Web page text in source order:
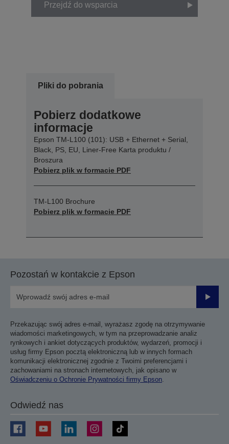
Przejdź do wsparcia
Pliki do pobrania
Pobierz dodatkowe
informacje
Epson TM-L100 (101): USB + Ethernet + Serial,
Black, PS, EU, Liner-Free Karta produktu /
Broszura
Pobierz plik w formacie PDF
TM-L100 Brochure
Pobierz plik w formacie PDF
Pozostań w kontakcie z Epson
Przekazując swój adres e-mail, wyrażasz zgodę na otrzymywanie
wiadomości marketingowych, w tym na przeprowadzanie analiz
rynkowych i ankiet dotyczących produktów, wydarzeń, promocji i
usług firmy Epson pocztą elektroniczną lub w innych formach
komunikacji elektronicznej zgodnie z Twoimi preferencjami i
zachowaniami na stronach internetowych, jak opisano w
Oświadczeniu o Ochronie Prywatności firmy Epson.
Odwiedź nas